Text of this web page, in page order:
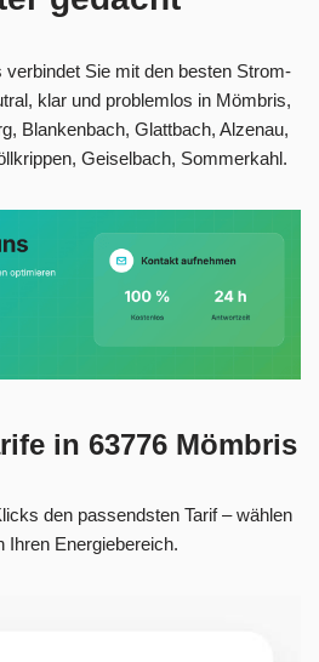
Sie mit den besten Strom-
klar und problemlos in Mömbris,
Blankenbach, Glattbach, Alzenau,
Geiselbach, Sommerkahl.
in 63776 Mömbris
den passendsten Tarif – wählen
Ihren Energiebereich.